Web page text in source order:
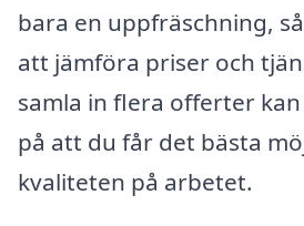
bara en uppfräschning,
att jämföra priser och
samla in flera offerter
på att du får det bästa
kvaliteten på arbetet.